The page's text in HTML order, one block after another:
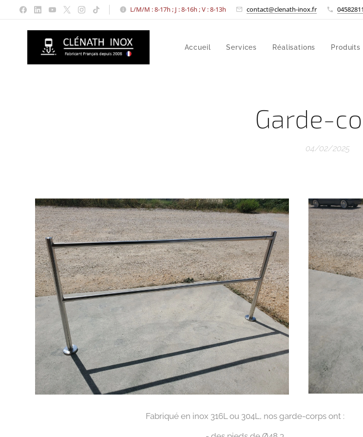
L/M/M : 8-17h ; J : 8-16h ; V : 8-13h contact@clenath-inox.fr
Accueil Services Réalisations Produits
Garde-
04/02/2025
Fabriqué en inox 316L ou 304L, nos garde-corps ont :